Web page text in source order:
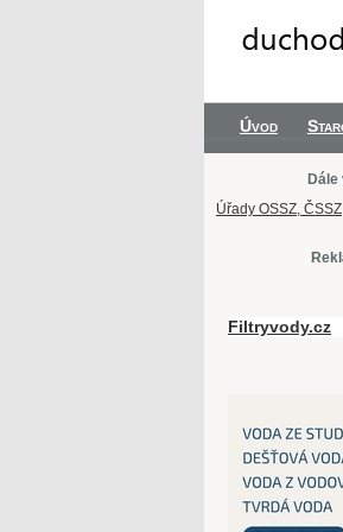
Úvod
Dále
Úřady OSSZ, ČSSZ
Filtryvody.cz